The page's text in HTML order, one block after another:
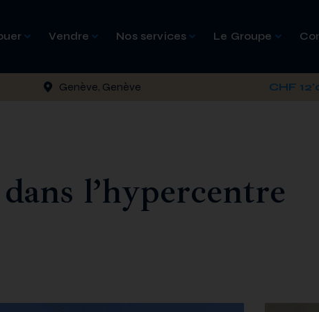
Vendre Nos services Le Groupe
Genève, Genève CHF
l’hypercentre